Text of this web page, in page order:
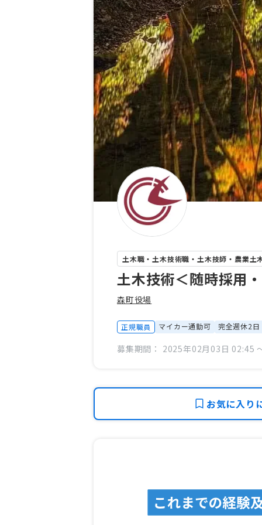
土木職・土木技術職・土木技師・農業土
土木技術＜随時採用
森町役場
正規職員 マイカー通勤可 完全週休2日
募集期間： 2025年02月03日 02:45
お気に入り